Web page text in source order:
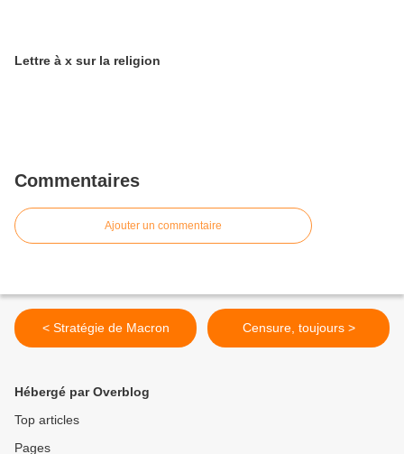
Lettre à x sur la religion
Commentaires
Ajouter un commentaire
< Stratégie de Macron Censure, toujours >
Hébergé par Overblog
Top articles
Pages